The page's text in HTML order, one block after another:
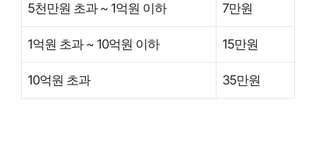
5천만원 초과 ~ 1억원 이하 7만원
1억원 초과 ~ 10억원 이하 15만원
10억원 초과 35만원